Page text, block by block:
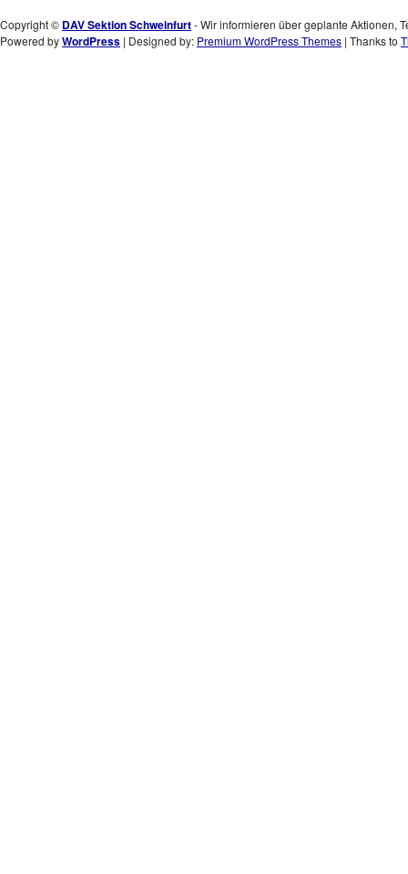
Copyright © DAV Sektion Schweinfurt- Wir informieren über geplante Aktionen,
Powered byWordPress | Designed by: Premium WordPress Themes | Thanks to